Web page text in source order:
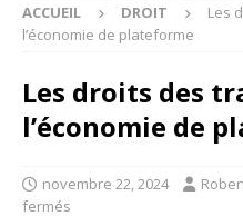
ACCUEIL DROIT
Les
l’économie de plateforme
Les droits des
l’économie de
novembre 22, 2024
fermés